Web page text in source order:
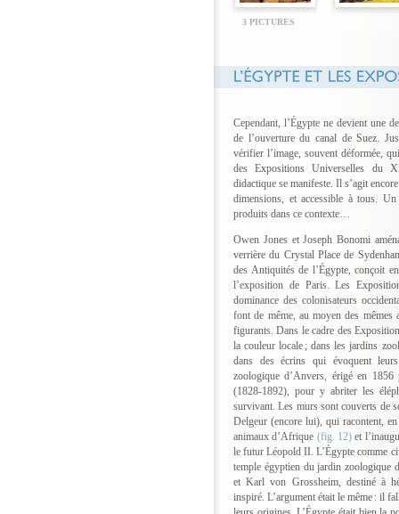
3 PICTURES
Cependant, l’Égypte ne devient une
de l’ouverture du canal de Suez.
vérifier l’image, souvent déformée,
des Expositions Universelles du
didactique se manifeste. Il s’agit
dimensions, et accessible à tous.
produits dans ce contexte…
Owen Jones et Joseph Bonomi
verrière du Crystal Place de
des Antiquités de l’Égypte, conçoit
l’exposition de Paris. Les
dominance des colonisateurs
font de même, au moyen des mêmes
figurants. Dans le cadre des
la couleur locale ; dans les jardins
dans des écrins qui évoquent
zoologique d’Anvers, érigé en 1856
(1828-1892), pour y abriter les
survivant. Les murs sont couverts de
Delgeur (encore lui), qui racontent,
animaux d’Afrique (fig. 12) et
le futur Léopold II. L’Égypte comme
temple égyptien du jardin zoologique
et Karl von Grossheim, destiné à
inspiré. L’argument était le même : il